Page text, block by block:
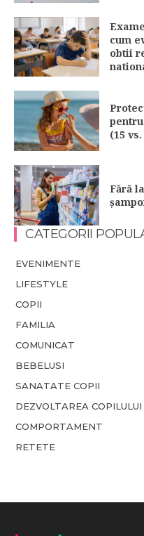
cum
obtii
(15
Fără
CATEGORII
EVENIMENTE
LIFESTYLE
COPII
FAMILIA
COMUNICAT
BEBELUSI
SANATATE COPII
DEZVOLTAREA COPILULUI
COMPORTAMENT
RETETE